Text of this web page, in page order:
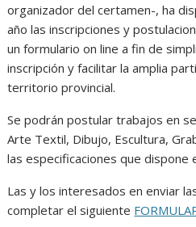
organizador del certamen-, ha
año las inscripciones y
un formulario on line a fin de
inscripción y facilitar la amplia
territorio provincial.
Se podrán postular trabajos en
Arte Textil, Dibujo, Escultura,
las especificaciones que dispone
Las y los interesados en enviar
completar el siguiente